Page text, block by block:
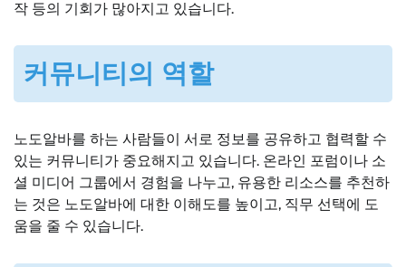
작 등의 기회가 많아지고 있습니다.
커뮤니티의 역할
노도알바를 하는 사람들이 서로 정보를 공유하고 협력할 수
있는 커뮤니티가 중요해지고 있습니다. 온라인 포럼이나 소
셜 미디어 그룹에서 경험을 나누고, 유용한 리소스를 추천하
는 것은 노도알바에 대한 이해도를 높이고, 직무 선택에 도
움을 줄 수 있습니다.